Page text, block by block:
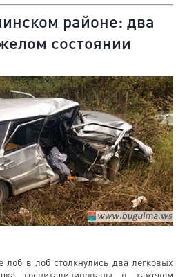
районе: два
состоянии
лоб в лоб столкнулись два легковых
госпитализированы в тяжелом